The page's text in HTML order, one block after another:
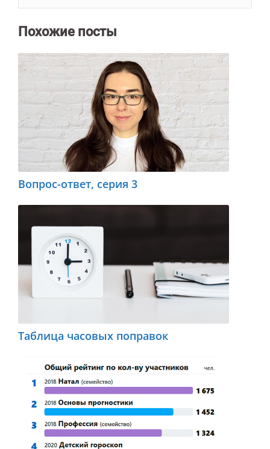
Похожие посты
Вопрос-ответ, серия 3
Таблица часовых поправок